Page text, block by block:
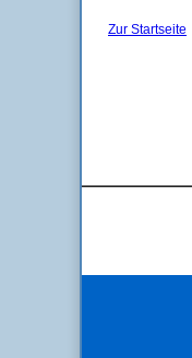
Zur Startseite